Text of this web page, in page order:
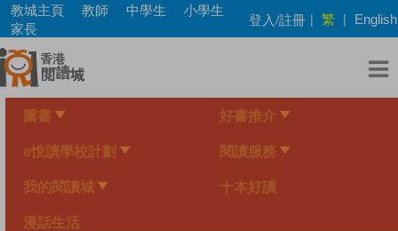
Skip
main
content
教城主頁 教師 中學生
小學生
家長
登入/註冊 | 繁 | English
圖書 好書推介
e悅讀學校計劃 閱讀服務
我的閱讀城 十本好讀
漫話生活